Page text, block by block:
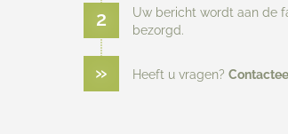
2
Uw bericht wordt aan de
bezorgd.
» Heeft u vragen?